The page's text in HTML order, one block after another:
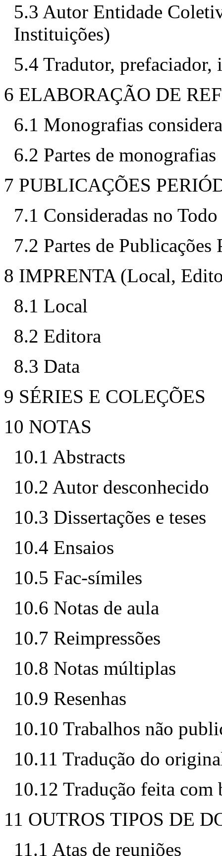
5.3 Autor Entidade
Instituições)
5.4 Tradutor, prefaciador,
6 ELABORAÇÃO DE
6.1 Monografias
6.2 Partes de monografias
7 PUBLICAÇÕES
7.1 Consideradas no Todo
7.2 Partes de Publicações
8 IMPRENTA (Local,
8.1 Local
8.2 Editora
8.3 Data
9 SÉRIES E COLEÇÕES
10 NOTAS
10.1 Abstracts
10.2 Autor desconhecido
10.3 Dissertações e teses
10.4 Ensaios
10.5 Fac-símiles
10.6 Notas de aula
10.7 Reimpressões
10.8 Notas múltiplas
10.9 Resenhas
10.10 Trabalhos não
10.11 Tradução do
10.12 Tradução feita com
11 OUTROS TIPOS DE
11.1 Atas de reuniões